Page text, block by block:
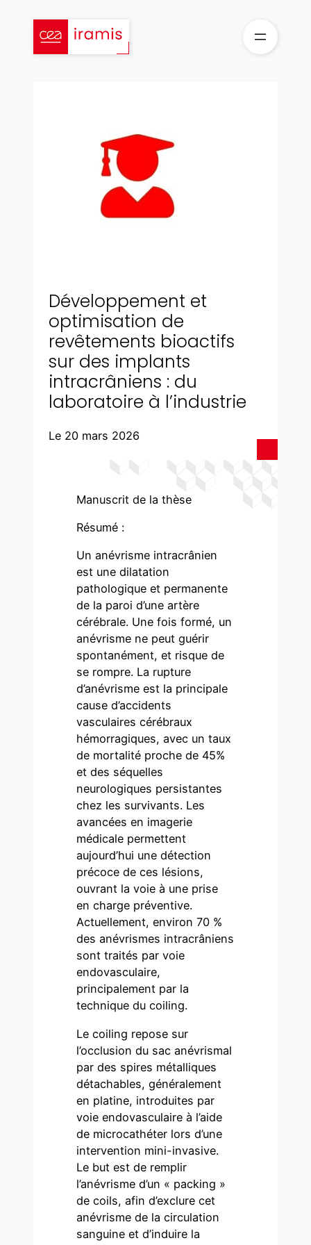
contenu
Développement et
optimisation de
revêtements bioactifs
sur des implants
intracrâniens : du
laboratoire à l’industrie
Le 20 mars 2026
Manuscrit de la thèse
Résumé :
Un anévrisme intracrânien
est une dilatation
pathologique et permanente
de la paroi d’une artère
cérébrale. Une fois formé, un
anévrisme ne peut guérir
spontanément, et risque de
se rompre. La rupture
d’anévrisme est la principale
cause d’accidents
vasculaires cérébraux
hémorragiques, avec un taux
de mortalité proche de 45%
et des séquelles
neurologiques persistantes
chez les survivants. Les
avancées en imagerie
médicale permettent
aujourd’hui une détection
précoce de ces lésions,
ouvrant la voie à une prise
en charge préventive.
Actuellement, environ 70 %
des anévrismes intracrâniens
sont traités par voie
endovasculaire,
principalement par la
technique du coiling.
Le coiling repose sur
l’occlusion du sac anévrismal
par des spires métalliques
détachables, généralement
en platine, introduites par
voie endovasculaire à l’aide
de microcathéter lors d’une
intervention mini-invasive.
Le but est de remplir
l’anévrisme d’un « packing »
de coils, afin d’exclure cet
anévrisme de la circulation
sanguine et d’induire la